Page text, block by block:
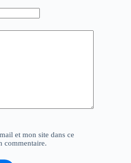
et mon site dans ce
commentaire.